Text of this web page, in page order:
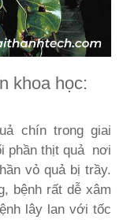
khoa học:
chín trong giai
phần thịt quả nơi
vỏ quả bị trầy.
bệnh rất dễ xâm
lây lan với tốc